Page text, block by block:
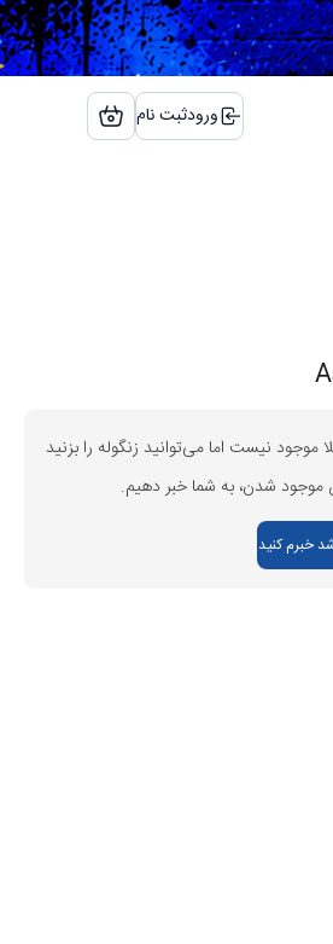
ورودثبت نام
موجود نیست اما می‌توانید زنگوله را بزنید
شدن، به شما خبر دهیم.
خبرم کنید